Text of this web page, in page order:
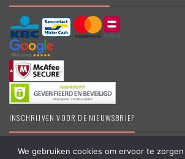
INSCHRIJVEN VOOR DE NIEUWSBRIEF
We gebruiken cookies om ervoor te